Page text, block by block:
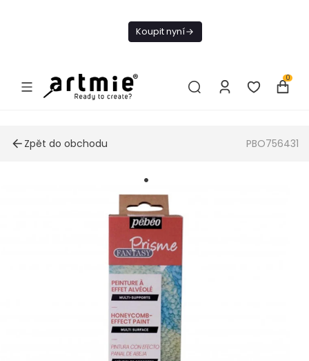
Koupit nyní
0
Zpět do obchodu PBO756431